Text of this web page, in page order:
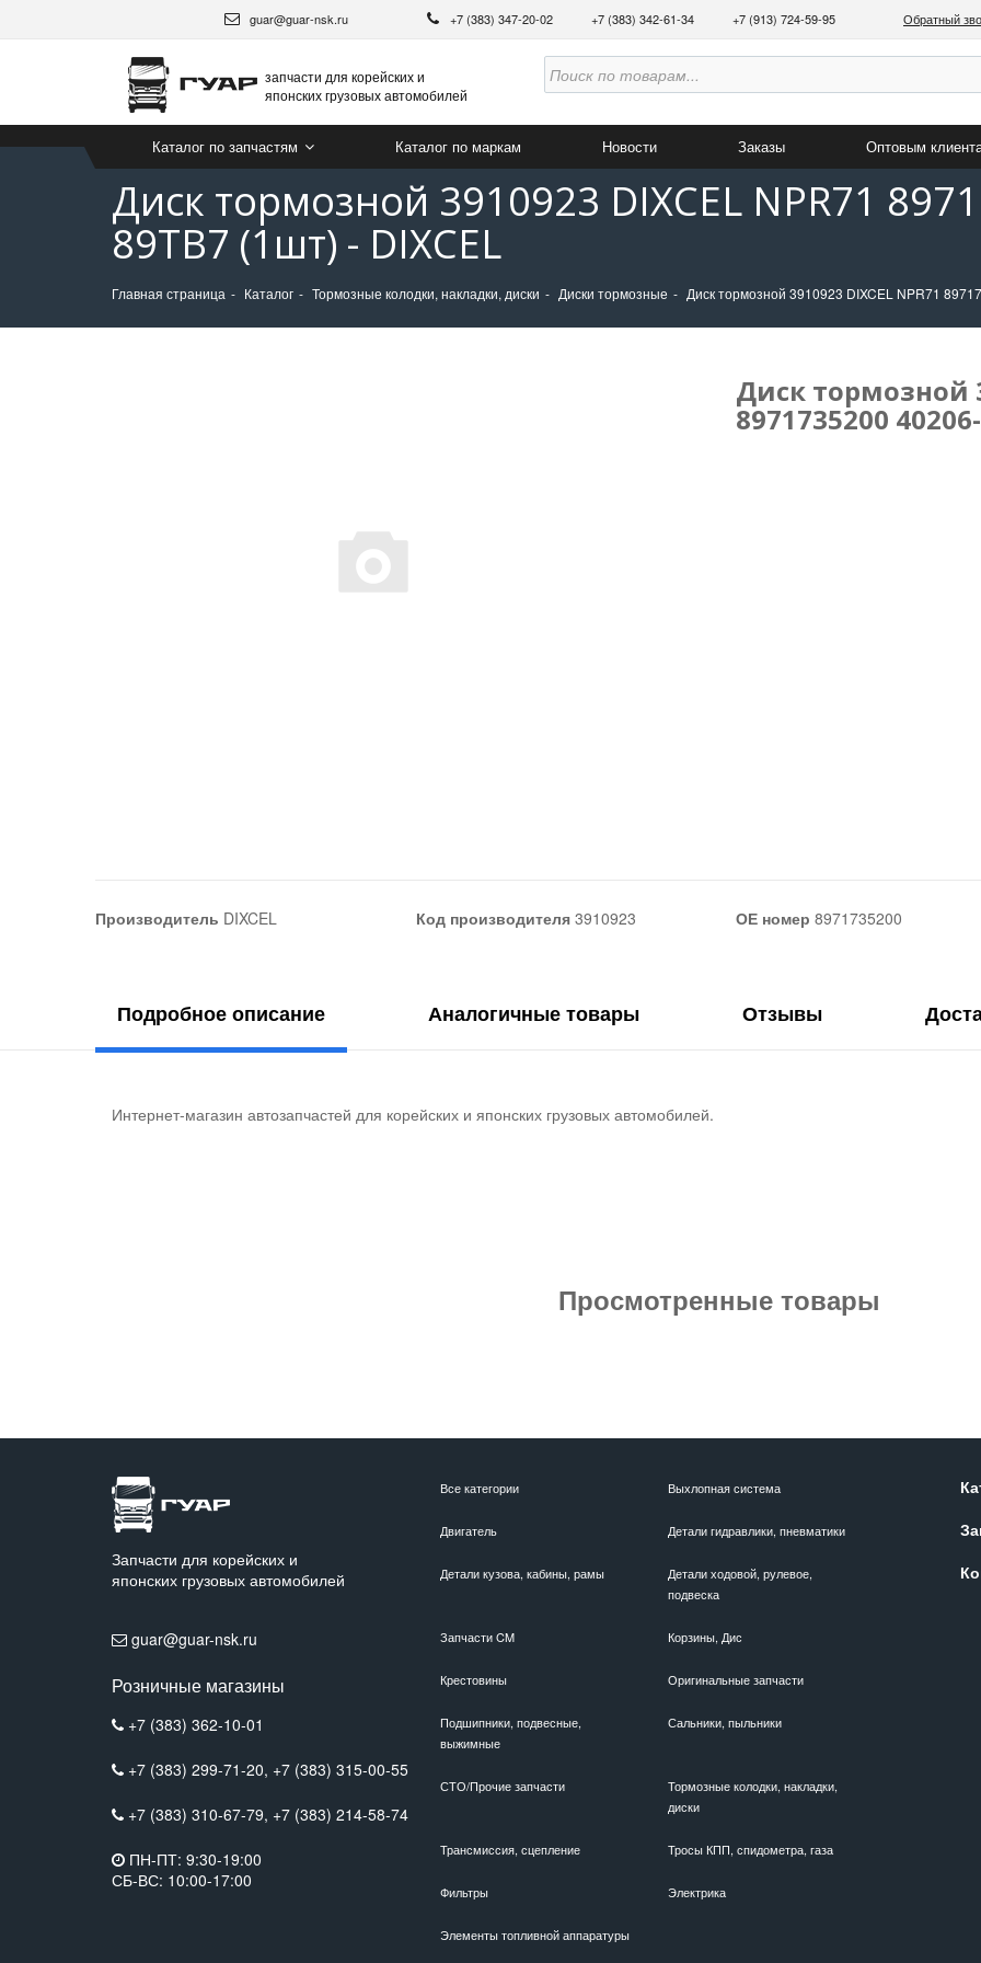
guar@guar-nsk.ru +7 (383) 347-20-02 +7 (383) 342-61-34 +7 (913) 724-59-95 Обратный
запчасти для корейских и
японских грузовых автомобилей
Каталог по запчастям Каталог по маркам Новости Заказы Оптовым
Диск тормозной 3910923 DIXCEL NPR71
89TB7 (1шт) - DIXCEL
Главная страница Каталог Тормозные колодки, накладки, диски Диски тормозные Диск тормозной 3910923 DIXCEL NPR71
Диск тормозной
8971735200
Производитель DIXCEL Код производителя3910923 ОЕ номер 8971735200
Подробное описание Аналогичные товары Отзывы
Интернет-магазин автозапчастей для корейских и японских грузовых автомобилей.
Просмотренные товары
Запчасти для корейских и
японских грузовых автомобилей
guar@guar-nsk.ru
Розничные магазины
+7 (383) 362-10-01
+7 (383) 299-71-20, +7 (383) 315-00-55
+7 (383) 310-67-79, +7 (383) 214-58-74
ПН-ПТ: 9:30-19:00
СБ-ВС: 10:00-17:00
Все категории Выхлопная система
Двигатель Детали гидравлики, пневматики
Детали кузова, кабины, рамы
Детали ходовой, рулевое,
подвеска
Запчасти CM Корзины, Дис
Крестовины Оригинальные запчасти
Подшипники, подвесные,
выжимные
Сальники, пыльники
СТО/Прочие запчасти
Тормозные колодки, накладки,
диски
Трансмиссия, сцепление Тросы КПП, спидометра, газа
Фильтры Электрика
Элементы топливной аппаратуры